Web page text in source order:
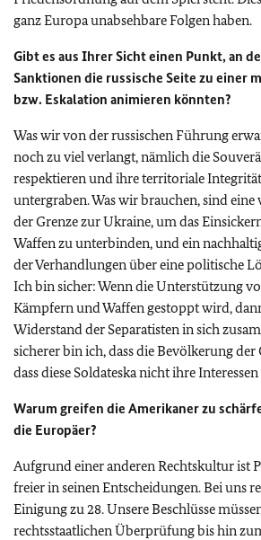
ganz Europa unabsehbare Folgen haben.
Gibt es aus Ihrer Sicht einen Punkt, an
Sanktionen die russische Seite zu einer
bzw. Eskalation animieren könnten?
Was wir von der russischen Führung
noch zu viel verlangt, nämlich die
respektieren und ihre territoriale
untergraben. Was wir brauchen, sind
der Grenze zur Ukraine, um das
Waffen zu unterbinden, und ein
der Verhandlungen über eine politische
Ich bin sicher: Wenn die Unterstützung
Kämpfern und Waffen gestoppt wird,
Widerstand der Separatisten in sich
sicherer bin ich, dass die Bevölkerung
dass diese Soldateska nicht ihre
Warum greifen die Amerikaner zu
die Europäer?
Aufgrund einer anderen Rechtskultur ist
freier in seinen Entscheidungen. Bei uns
Einigung zu 28. Unsere Beschlüsse
rechtsstaatlichen Überprüfung bis hin